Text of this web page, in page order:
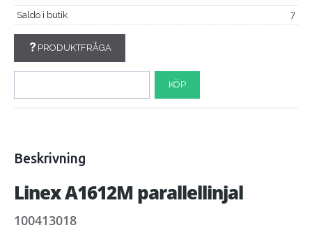
Saldo i butik 7
PRODUKTFRÅGA
KÖP
Beskrivning
Linex A1612M parallellinjal
100413018